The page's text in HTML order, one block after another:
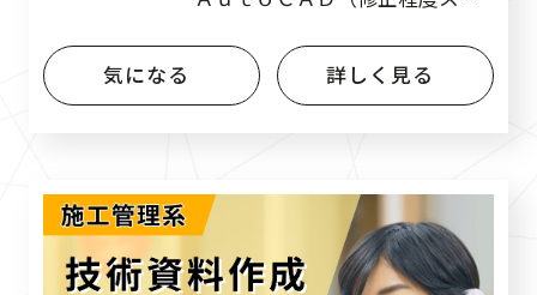
気になる
詳しく見る